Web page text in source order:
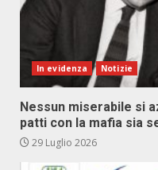
In evidenza Notizie
Nessun miserabile si
patti con la mafia sia
29 Luglio 2026